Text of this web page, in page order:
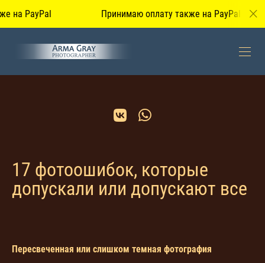
PayPal Принимаю оплату также на PayPal
17 фотоошибок, которые
допускали или допускают все
Пересвеченная или слишком темная фотография